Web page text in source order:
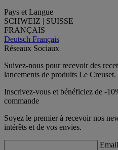
Pays et Langue
SCHWEIZ | SUISSE
FRANÇAIS
Deutsch Français
Réseaux Sociaux
Suivez-nous pour recevoir des
lancements de produits Le Creuset.
Inscrivez-vous et bénéficiez de -
commande
Soyez le premier à recevoir nos
intérêts et de vos envies.
Email